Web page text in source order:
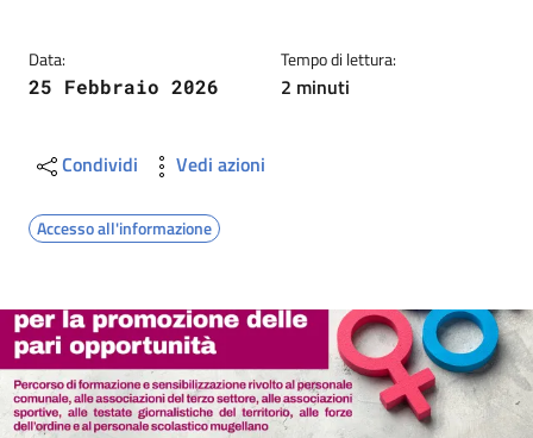
Data:
25 Febbraio 2026
Tempo di lettura:
2 minuti
Condividi Vedi azioni
Accesso all'informazione
Image